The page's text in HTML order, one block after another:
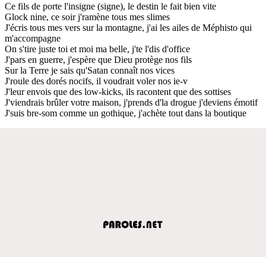
Ce fils de porte l'insigne (signe), le destin le fait bien vite
Glock nine, ce soir j'ramène tous mes slimes
J'écris tous mes vers sur la montagne, j'ai les ailes de Méphisto qui
m'accompagne
On s'tire juste toi et moi ma belle, j'te l'dis d'office
J'pars en guerre, j'espère que Dieu protège nos fils
Sur la Terre je sais qu'Satan connaît nos vices
J'roule des dorés nocifs, il voudrait voler nos ie-v
J'leur envois que des low-kicks, ils racontent que des sottises
J'viendrais brûler votre maison, j'prends d'la drogue j'deviens émotif
J'suis bre-som comme un gothique, j'achète tout dans la boutique